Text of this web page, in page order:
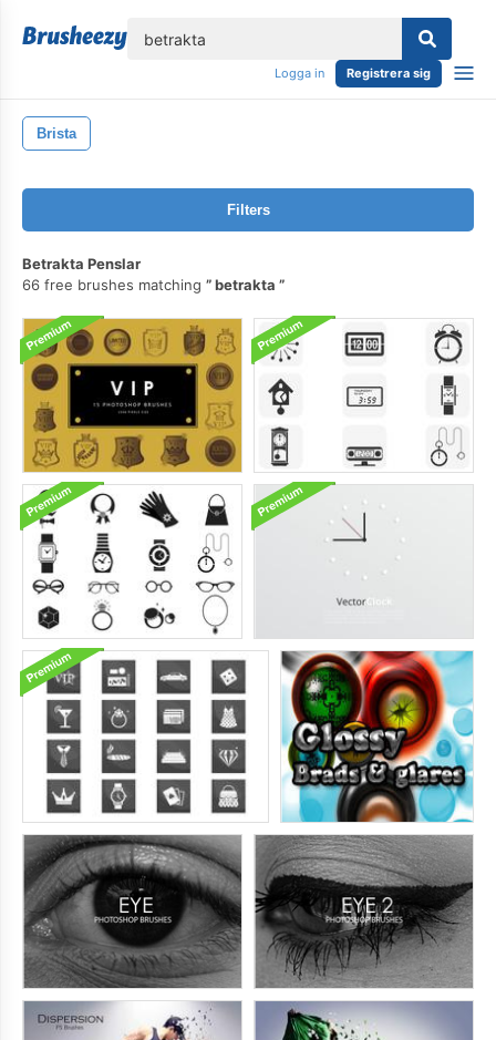
Logga in Registrera sig
Brista
Filters
Betrakta Penslar
66 free brushes matching
betrakta